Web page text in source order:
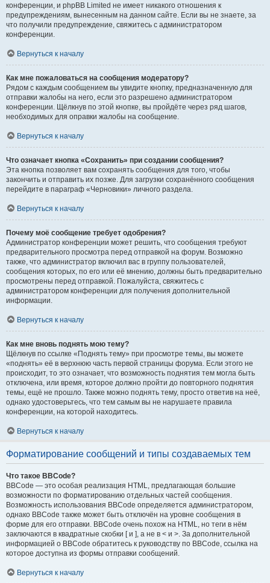
конференции, и phpBB Limited не имеет никакого отношения к
предупреждениям, вынесенным на данном сайте. Если вы не знаете, за
что получили предупреждение, свяжитесь с администратором
конференции.
Вернуться к началу
Как мне пожаловаться на сообщения модератору?
Рядом с каждым сообщением вы увидите кнопку, предназначенную для
отправки жалобы на него, если это разрешено администратором
конференции. Щёлкнув по этой кнопке, вы пройдёте через ряд шагов,
необходимых для оправки жалобы на сообщение.
Вернуться к началу
Что означает кнопка «Сохранить» при создании сообщения?
Эта кнопка позволяет вам сохранять сообщения для того, чтобы
закончить и отправить их позже. Для загрузки сохранённого сообщения
перейдите в параграф «Черновики» личного раздела.
Вернуться к началу
Почему моё сообщение требует одобрения?
Администратор конференции может решить, что сообщения требуют
предварительного просмотра перед отправкой на форум. Возможно
также, что администратор включил вас в группу пользователей,
сообщения которых, по его или её мнению, должны быть предварительно
просмотрены перед отправкой. Пожалуйста, свяжитесь с
администратором конференции для получения дополнительной
информации.
Вернуться к началу
Как мне вновь поднять мою тему?
Щёлкнув по ссылке «Поднять тему» при просмотре темы, вы можете
«поднять» её в верхнюю часть первой страницы форума. Если этого не
происходит, то это означает, что возможность поднятия тем могла быть
отключена, или время, которое должно пройти до повторного поднятия
темы, ещё не прошло. Также можно поднять тему, просто ответив на неё,
однако удостоверьтесь, что тем самым вы не нарушаете правила
конференции, на которой находитесь.
Вернуться к началу
Форматирование сообщений и типы создаваемых тем
Что такое BBCode?
BBCode — это особая реализация HTML, предлагающая большие
возможности по форматированию отдельных частей сообщения.
Возможность использования BBCode определяется администратором,
однако BBCode также может быть отключён на уровне сообщения в
форме для его отправки. BBCode очень похож на HTML, но теги в нём
заключаются в квадратные скобки [ и ], а не в < и >. За дополнительной
информацией о BBCode обратитесь к руководству по BBCode, ссылка на
которое доступна из формы отправки сообщений.
Вернуться к началу